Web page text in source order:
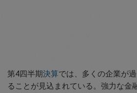
第4四半期決算では、多くの企業が
ることが見込まれている。強力な金